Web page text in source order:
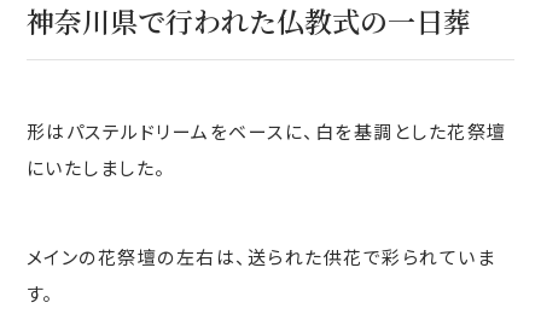
神奈川県で行われた仏教式の一日葬
形はパステルドリームをベースに、白を基調とした花祭壇
にいたしました。
メインの花祭壇の左右は、送られた供花で彩られていま
す。